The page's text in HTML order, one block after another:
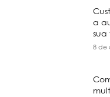
a
sua
8 de